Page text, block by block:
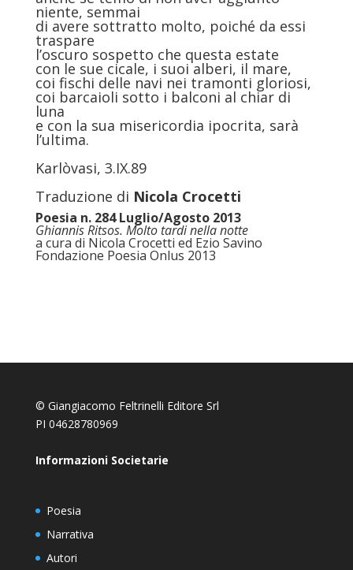
niente, semmai
di avere sottratto molto, poiché da essi
traspare
l’oscuro sospetto che questa estate
con le sue cicale, i suoi alberi, il mare,
coi fischi delle navi nei tramonti gloriosi,
coi barcaioli sotto i balconi al chiar di
luna
e con la sua misericordia ipocrita, sarà
l’ultima.
Karlòvasi, 3.IX.89
Traduzione di Nicola Crocetti
Poesia n. 284 Luglio/Agosto 2013
Ghiannis Ritsos. Molto tardi nella notte
a cura di Nicola Crocetti ed Ezio Savino
Fondazione Poesia Onlus 2013
© Giangiacomo Feltrinelli Editore Srl
PI 04628780969
Informazioni Societarie
Poesia
Narrativa
Autori